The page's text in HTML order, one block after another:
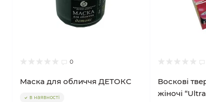
0
Маска для обличчя ДЕТОКС
в наявності
Воскові
жіночі